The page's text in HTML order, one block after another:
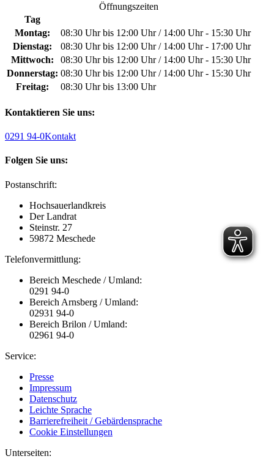
Öffnungszeiten
Tag
Montag:
08:30 Uhr bis 12:00 Uhr / 14:00 Uhr - 15:30 Uhr
Dienstag:
08:30 Uhr bis 12:00 Uhr / 14:00 Uhr - 17:00 Uhr
Mittwoch:
08:30 Uhr bis 12:00 Uhr / 14:00 Uhr - 15:30 Uhr
Donnerstag: 08:30 Uhr bis 12:00 Uhr / 14:00 Uhr - 15:30 Uhr
Freitag:
08:30 Uhr bis 13:00 Uhr
Kontaktieren Sie uns:
0291 94-0Kontakt
Folgen Sie uns:
Postanschrift:
Hochsauerlandkreis
Der Landrat
Steinstr. 27
59872 Meschede
Telefonvermittlung:
Bereich Meschede / Umland:
0291 94-0
Bereich Arnsberg / Umland:
02931 94-0
Bereich Brilon / Umland:
02961 94-0
Service:
Presse
Impressum
Datenschutz
Leichte Sprache
Barrierefreiheit / Gebärdensprache
Cookie Einstellungen
Unterseiten: